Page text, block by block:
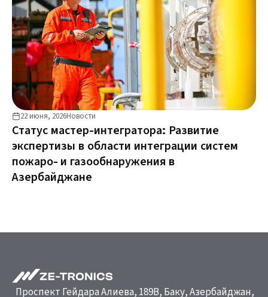
22 июня, 2026Новости
Статус мастер-интегратора: Развитие
экспертизы в области интеграции систем
пожаро- и газообнаружения в
Азербайджане
Проспект Гейдара Алиева, 189B, Баку, Азербайджан,